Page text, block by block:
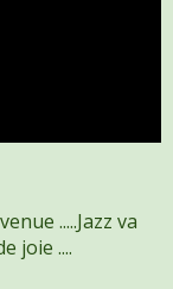
.....Jazz va
joie ....